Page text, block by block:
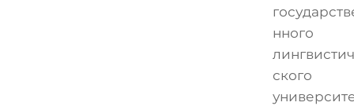
нного
ского